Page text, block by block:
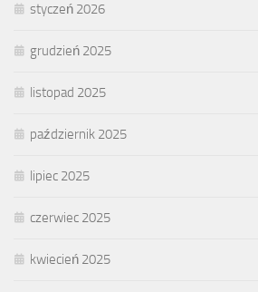
styczeń 2026
grudzień 2025
listopad 2025
październik 2025
lipiec 2025
czerwiec 2025
kwiecień 2025